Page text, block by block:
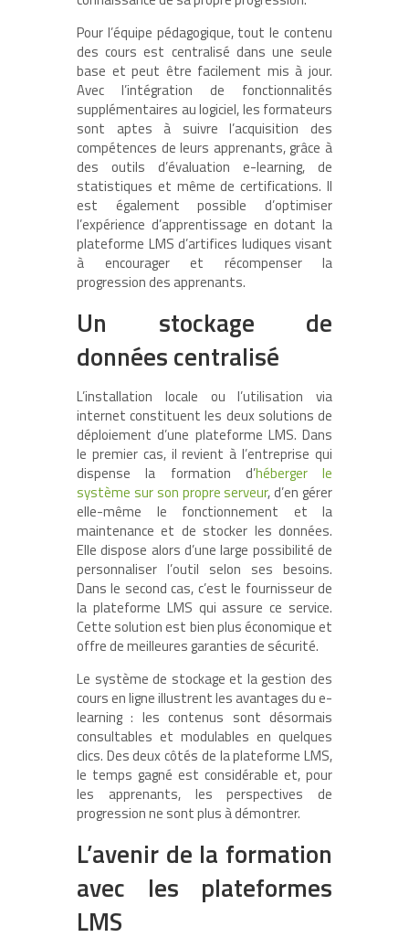
Pour l’équipe pédagogique, tout le contenu
des cours est centralisé dans une seule
base et peut être facilement mis à jour.
Avec l’intégration de fonctionnalités
supplémentaires au logiciel, les formateurs
sont aptes à suivre l’acquisition des
compétences de leurs apprenants, grâce à
des outils d’évaluation e-learning, de
statistiques et même de certifications. Il
est également possible d’optimiser
l’expérience d’apprentissage en dotant la
plateforme LMS d’artifices ludiques visant
à encourager et récompenser la
progression des apprenants.
Un stockage de
données centralisé
L’installation locale ou l’utilisation via
internet constituent les deux solutions de
déploiement d’une plateforme LMS. Dans
le premier cas, il revient à l’entreprise qui
dispense la formation d’héberger le
système sur son propre serveur, d’en gérer
elle-même le fonctionnement et la
maintenance et de stocker les données.
Elle dispose alors d’une large possibilité de
personnaliser l’outil selon ses besoins.
Dans le second cas, c’est le fournisseur de
la plateforme LMS qui assure ce service.
Cette solution est bien plus économique et
offre de meilleures garanties de sécurité.
Le système de stockage et la gestion des
cours en ligne illustrent les avantages du e-
learning : les contenus sont désormais
consultables et modulables en quelques
clics. Des deux côtés de la plateforme LMS,
le temps gagné est considérable et, pour
les apprenants, les perspectives de
progression ne sont plus à démontrer.
L’avenir de la formation
avec les plateformes
LMS